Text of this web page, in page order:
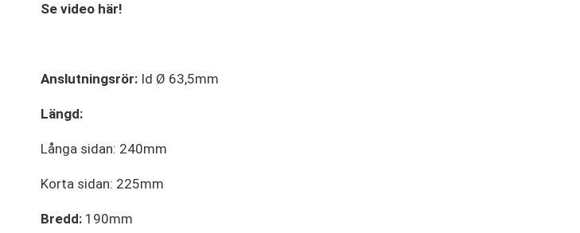
Se video här!
Anslutningsrör: Id Ø 63,5mm
Längd:
Långa sidan: 240mm
Korta sidan: 225mm
Bredd: 190mm